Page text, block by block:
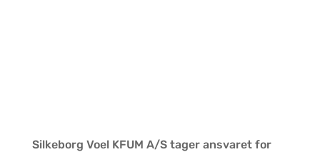
Silkeborg Voel KFUM A/S tager ansvaret for